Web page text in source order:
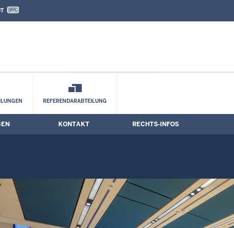
Kontaktformular
REFERENDARABTEILUNG
KONTAKT RECHTS-INFOS